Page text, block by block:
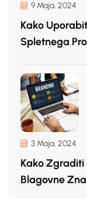
9 Maja, 2024
Kako
Spletnega
3 Maja, 2024
Kako Zgraditi
Blagovne